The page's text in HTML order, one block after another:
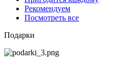
Рекомендуем
Посмотреть все
Подарки